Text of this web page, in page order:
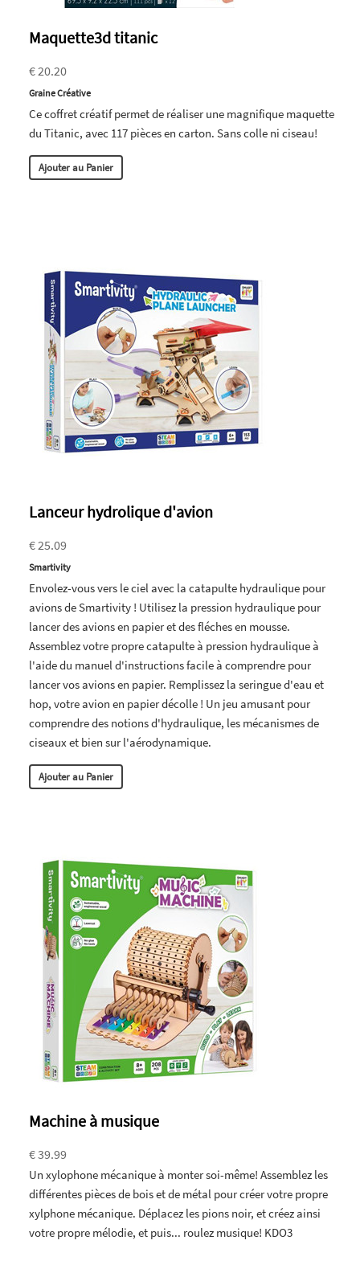
Maquette3d titanic
€ 20.20
Graine Créative
Ce coffret créatif permet de réaliser une magnifique maquette
du Titanic, avec 117 pièces en carton. Sans colle ni ciseau!
Ajouter au Panier
Lanceur hydrolique d'avion
€ 25.09
Smartivity
Envolez-vous vers le ciel avec la catapulte hydraulique pour
avions de Smartivity ! Utilisez la pression hydraulique pour
lancer des avions en papier et des fléches en mousse.
Assemblez votre propre catapulte à pression hydraulique à
l'aide du manuel d'instructions facile à comprendre pour
lancer vos avions en papier. Remplissez la seringue d'eau et
hop, votre avion en papier décolle ! Un jeu amusant pour
comprendre des notions d'hydraulique, les mécanismes de
ciseaux et bien sur l'aérodynamique.
Ajouter au Panier
Machine à musique
€ 39.99
Un xylophone mécanique à monter soi-même! Assemblez les
différentes pièces de bois et de métal pour créer votre propre
xylphone mécanique. Déplacez les pions noir, et créez ainsi
votre propre mélodie, et puis... roulez musique! KDO3